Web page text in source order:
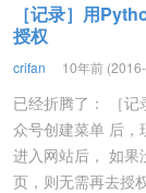
［记录］用
授权
crifan 10年前
已经折腾了： ［
众号创建菜单 后，
进入网站后， 如果
页，则无需再去授